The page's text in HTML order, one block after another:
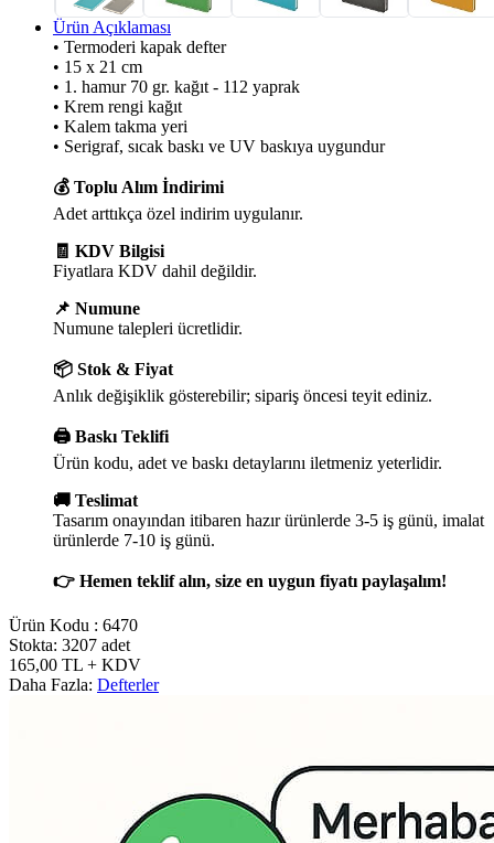
Ürün Açıklaması
• Termoderi kapak defter
• 15 x 21 cm
• 1. hamur 70 gr. kağıt - 112 yaprak
• Krem rengi kağıt
• Kalem takma yeri
• Serigraf, sıcak baskı ve UV baskıya uygundur
💰 Toplu Alım İndirimi
Adet arttıkça özel indirim uygulanır.
🧾 KDV Bilgisi
Fiyatlara KDV dahil değildir.
📌 Numune
Numune talepleri ücretlidir.
📦 Stok & Fiyat
Anlık değişiklik gösterebilir; sipariş öncesi teyit ediniz.
🖨️ Baskı Teklifi
Ürün kodu, adet ve baskı detaylarını iletmeniz yeterlidir.
🚚 Teslimat
Tasarım onayından itibaren hazır ürünlerde 3-5 iş günü, imalat
ürünlerde 7-10 iş günü.
👉 Hemen teklif alın, size en uygun fiyatı paylaşalım!
Ürün Kodu : 6470
Stokta: 3207 adet
165,00 TL + KDV
Daha Fazla: Defterler